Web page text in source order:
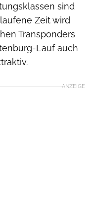
sind
Zeit wird
Transponders
Lauf auch
ANZEIGE